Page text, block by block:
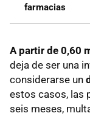
farmacias
A partir de 0,60
deja de ser una
considerarse un
estos casos, las
seis meses,